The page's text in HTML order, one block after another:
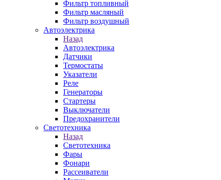
Фильтр топливный
Фильтр масляный
Фильтр воздушный
Автоэлектрика
Назад
Автоэлектрика
Датчики
Термостаты
Указатели
Реле
Генераторы
Стартеры
Выключатели
Предохранители
Светотехника
Назад
Светотехника
Фары
Фонари
Рассеиватели